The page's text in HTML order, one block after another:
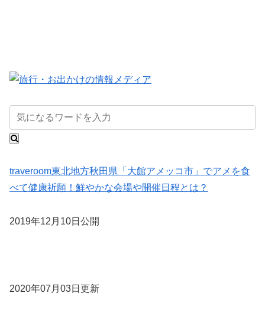
traveroom東北地方秋田県 「大館アメッコ市」でアメを食
べて健康祈願！鮮やかな会場や開催日程とは？
2019年12月10日公開
2020年07月03日更新